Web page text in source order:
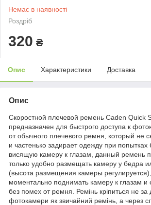
Немає в наявності
Роздріб
320 ₴
Опис Характеристики Доставка
Опис
Скоростной плечевой ремень Caden Quick
предназначен для быстрого доступа к
от обычного плечевого ремня, который не
и частенько задирает одежду при попытках
висящую камеру к глазам, данный ремень
только удобно размещать камеру у бедра
(высота размещения камеры
моментально поднимать камеру к глазам и
без помех от ремня. Ремінь кріпиться не за
фотокамери як звичайний ремінь, а через